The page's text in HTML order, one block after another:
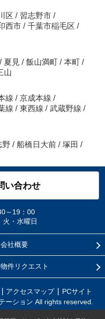
区 / 習志野市 /
西市 / 千葉市稲毛区 /
/ 夏見 / 飯山満町 / 本町 /
山
線 / 京成本線 /
線 / 東西線 / 武蔵野線 /
野 / 船橋日大前 / 塚田 /
い合わせ
～19：00
・水曜日
会社概要
物件リクエスト
アクセスマップ
PCサイト
ション All rights reserved.